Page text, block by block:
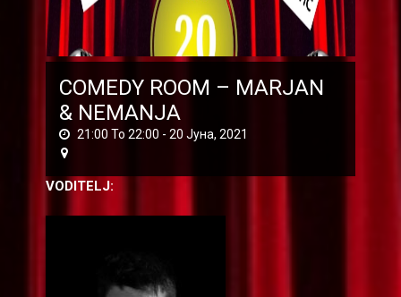
COMEDY ROOM – MARJAN
& NEMANJA
21:00 To 22:00 - 20 Јуна, 2021
VODITELJ: